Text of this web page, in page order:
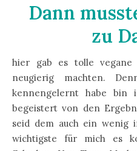
Dann
zu
hier gab es tolle vegane
neugierig machten.
kennengelernt habe bin
begeistert von den
seid dem auch ein wenig
wichtigste für mich es